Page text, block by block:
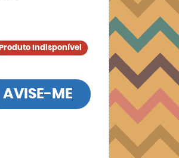
Produto Indisponível
AVISE-ME